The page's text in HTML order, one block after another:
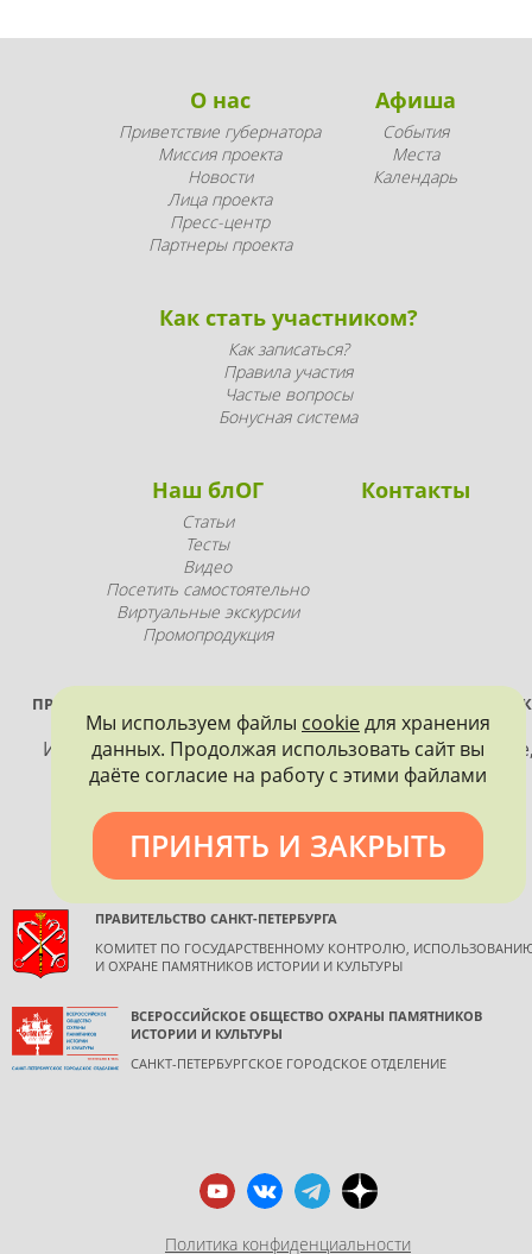
О нас
Приветствие губернатора
Миссия проекта
Новости
Лица проекта
Пресс-центр
Партнеры проекта
Афиша
События
Места
Календарь
Как стать участником?
Как записаться?
Правила участия
Частые вопросы
Бонусная система
Наш блОГ
Статьи
Тесты
Видео
Посетить самостоятельно
Виртуальные экскурсии
Промопродукция
Контакты
ПРОЕКТ РЕАЛИЗУЕТСЯ ПРИ ПОДДЕРЖКЕ ПРАВИТЕЛЬСТВА
ПЕТЕРБУРГА
Использование материалов, размещенных на
допускается только с согласия правообладателя и
ПРАВИТЕЛЬСТВО САНКТ-ПЕТЕРБУРГА
КОМИТЕТ ПО ГОСУДАРСТВЕННОМУ КОНТРОЛЮ,
И ОХРАНЕ ПАМЯТНИКОВ ИСТОРИИ И КУЛЬТУРЫ
ВСЕРОССИЙСКОЕ ОБЩЕСТВО ОХРАНЫ ПАМЯТНИКОВ
ИСТОРИИ И КУЛЬТУРЫ
САНКТ-ПЕТЕРБУРГСКОЕ ГОРОДСКОЕ ОТДЕЛЕНИЕ
Политика конфиденциальности
Мы используем файлы cookieдля хранения
данных. Продолжая использовать сайт вы
даёте согласие на работу с этими файлами
ПРИНЯТЬ И ЗАКРЫТЬ